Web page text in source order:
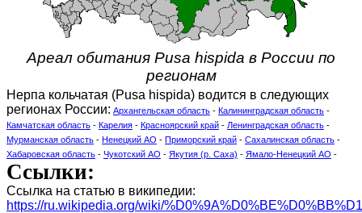
Ареал обитания Pusa hispida в России по
регионам
Нерпа кольчатая (Pusa hispida) водится в следующих
регионах России: Архангельская область - Калининградская область -
Камчатская область - Карелия - Красноярский край - Ленинградская область -
Мурманская область - Ненецкий АО - Приморский край - Сахалинская область -
Хабаровская область - Чукотский АО - Якутия (р. Саха) - Ямало-Ненецкий АО -
Ссылки:
Ссылка на статью в википедии:
https://ru.wikipedia.org/wiki/